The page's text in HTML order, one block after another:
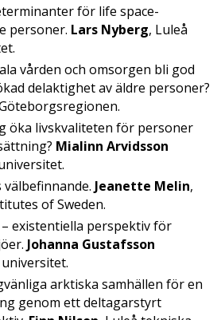
för life space-
personer. Lars Nyberg, Luleå
vården och omsorgen bli god
delaktighet av äldre personer?
öka livskvaliteten för personer
Mialinn Arvidsson
Jeanette Melin,
of Sweden.
existentiella perspektiv för
Johanna Gustafsson
arktiska samhällen för en
genom ett deltagarstyrt